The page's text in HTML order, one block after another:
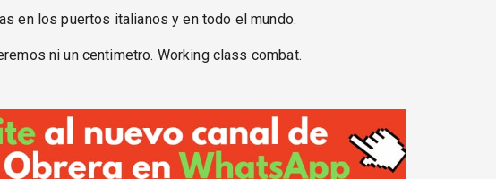
en los puertos italianos y en todo el mundo.
ni un centimetro. Working class combat.